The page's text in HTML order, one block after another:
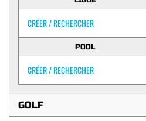
CRÉER / RECHERCHER
POOL
CRÉER / RECHERCHER
GOLF